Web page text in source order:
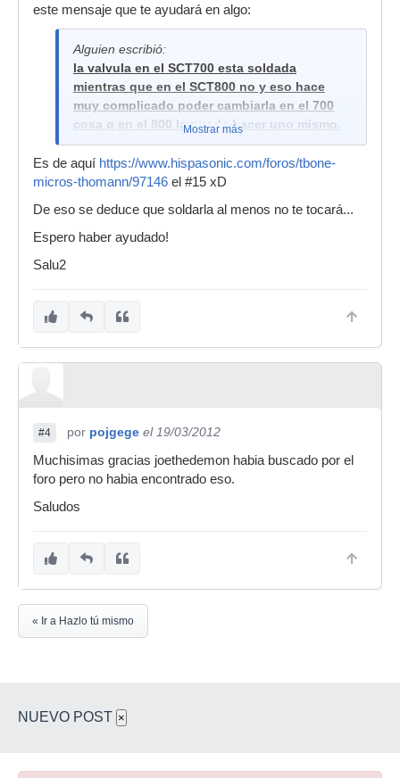
este mensaje que te ayudará en algo:
Alguien escribió:
la valvula en el SCT700 esta soldada
mientras que en el SCT800 no y eso hace
muy complicado poder cambiarla en el 700
cosa q en el 800 la puede hacer uno mismo.
Mostrar más
Es de aquí https://www.hispasonic.com/foros/tbone-
micros-thomann/97146 el #15 xD
De eso se deduce que soldarla al menos no te tocará...
Espero haber ayudado!
Salu2
#4 por pojgege el 19/03/2012
Muchisimas gracias joethedemon habia buscado por el
foro pero no habia encontrado eso.
Saludos
« Ir a Hazlo tú mismo
NUEVO POST ×